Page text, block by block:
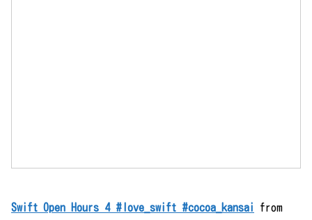
Swift Open Hours 4 #love_swift #cocoa_kansai
from